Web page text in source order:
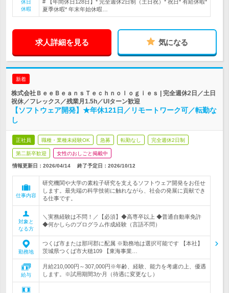
休日
休暇
# 【年間休日128日】* 完全週休2日制（土日祝）* 祝日* 有給休暇*
夏季休暇* 年末年始休暇…
求人詳細を見る 気になる
新着
株式会社ＢｅｅＢｅａｎｓＴｅｃｈｎｏｌｏｇｉｅｓ | 完全週休2日／土日
祝休／フレックス／残業月1.5h／UIターン歓迎
【ソフトウェア開発】★年休121日／リモートワーク可／転勤な
し
正社員 職種・業種未経験OK 急募 転勤なし 完全週休2日制
第二新卒歓迎 女性のおしごと掲載中
情報更新日：2026/04/14 終了予定日： 2026/10/12
仕事内容
研究機関や大学の素粒子研究を支えるソフトウェア開発をお任せ
します。最先端の科学技術に触れながら、社会の発展に貢献でき
る仕事です。
対象と
なる方
＼実務経験は不問！／【必須】◆高専卒以上 ◆普通自動車免許
◆何かしらのプログラム作成経験（言語不問）
勤務地
つくば市または那珂郡に配属 ※勤務地は選択可能です 【本社】
茨城県つくば市大穂109 【東海事業…
給与
月給210,000円～307,000円※年齢、経験、能力を考慮の上、優遇
します。※試用期間3か月（待遇に変更なし）